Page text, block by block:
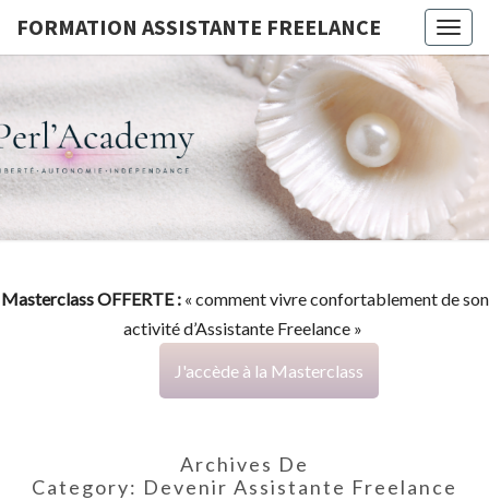
FORMATION ASSISTANTE FREELANCE
G
Masterclass OFFERTE :« comment vivre confortablement de son
activité d’Assistante Freelance »
J'accède à la Masterclass
Archives De
Category: Devenir Assistante Freelance